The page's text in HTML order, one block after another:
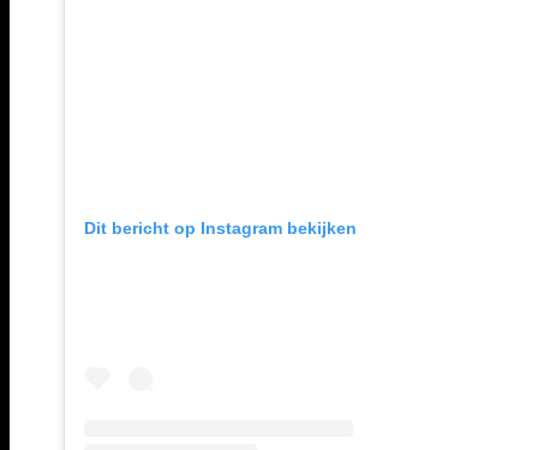
Dit bericht op Instagram bekijken